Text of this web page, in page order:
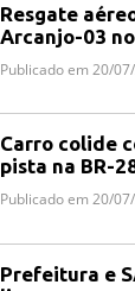
Resgate
Arcanjo-03
Publicado em 20/
Carro colide
pista na BR-
Publicado em 20/
Prefeitura e